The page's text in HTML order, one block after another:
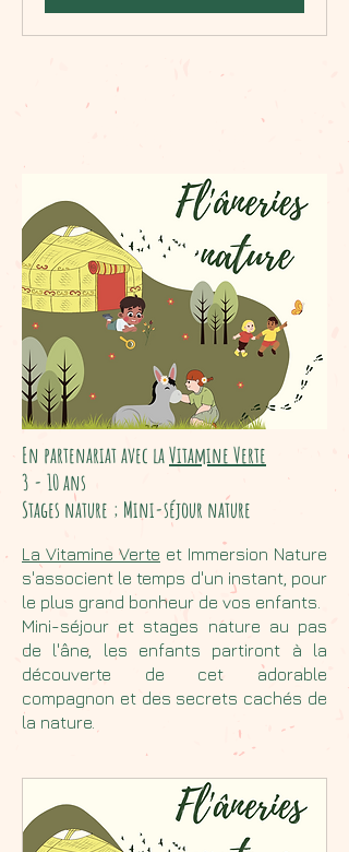
En partenariat avec laVitamine Verte
3 - 10 ans
Stages nature ; Mini-séjour nature
La Vitamine Verte et Immersion Nature
s'associent le temps d'un instant, pour
le plus grand bonheur de vos enfants.
Mini-séjour et stages nature au pas
de l'âne, les enfants partiront à la
découverte de cet adorable
compagnon et des secrets cachés de
la nature.